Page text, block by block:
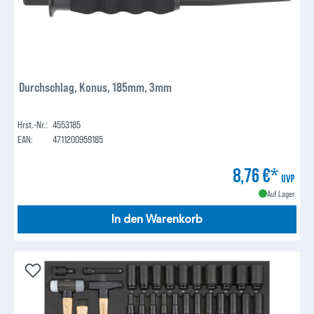
Durchschlag, Konus, 185mm, 3mm
Hrst.-Nr.: 4553185
EAN:
4711200959185
8,76 €* UVP
Auf Lager
In den Warenkorb